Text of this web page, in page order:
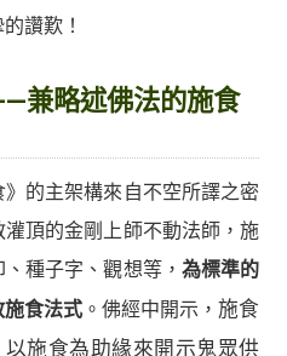
讚歎！
兼略述佛法的施食
的主架構來自不空所譯之密
頂的金剛上師不動法師，施
種子字、觀想等， 為標準的
食法式 。佛經中開示， 施食
施食為助緣來開示鬼眾供